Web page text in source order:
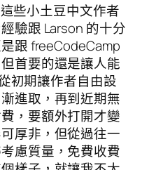
些小土豆中文作者
驗跟 Larson 的十分
跟 freeCodeCamp
首要的還是讓人能
初期讓作者自由設
進取，再到近期無
，要額外打開才變
厚非，但從過往一
慮質量，免費收費